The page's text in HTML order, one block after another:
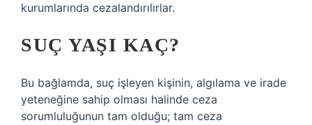
kurumlarında cezalandırılırlar.
SUÇ YAŞI KAÇ?
Bu bağlamda, suç işleyen kişinin, algılama ve irade
yeteneğine sahip olması halinde ceza
sorumluluğunun tam olduğu; tam ceza